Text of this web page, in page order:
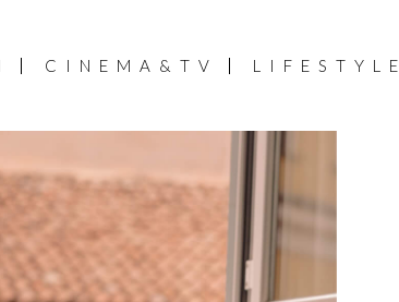
CINEMA&TV LIFESTYLE